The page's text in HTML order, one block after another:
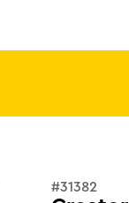
#31382
pokemon